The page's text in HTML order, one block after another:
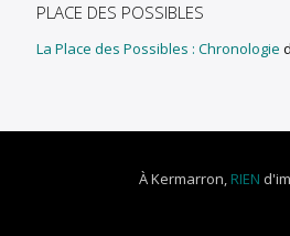
PLACE DES POSSIBLES
La Place des Possibles : Chronologie
À Kermarron, RIEN